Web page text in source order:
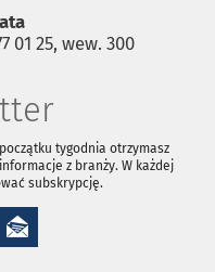
01 25, wew. 300
tygodnia otrzymasz
z branży. W każdej
subskrypcję.